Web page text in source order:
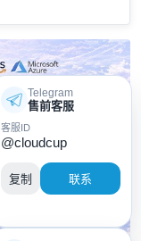
Telegram
售前客服
客服ID
@cloudcup
复制 联系